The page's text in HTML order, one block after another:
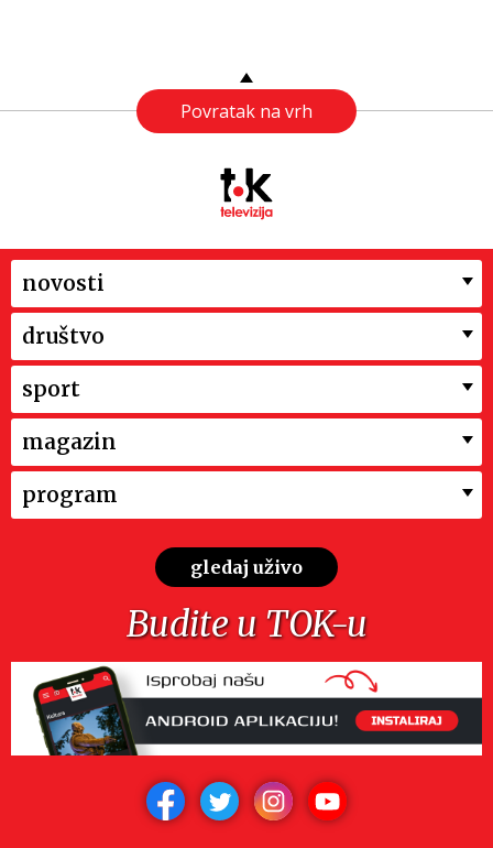
Povratak na vrh
novosti
društvo
sport
magazin
program
gledaj uživo
Budite u TOK-u